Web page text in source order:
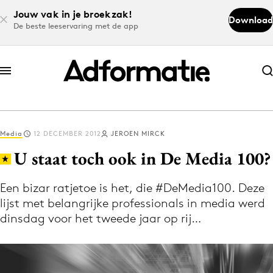
Jouw vak in je broekzak!
De beste leeservaring met de app
Download
Abonneer nu
Abonneer nu
Log in
Download de app
Volg het laatste nieuws via de Adformatie
Nieuws app
Media 12 DECEMBER 2012 JEROEN MIRCK
U staat toch ook in De Media 100?
Een bizar ratjetoe is het, die #DeMedia100. Deze
lijst met belangrijke professionals in media werd
dinsdag voor het tweede jaar op rij…